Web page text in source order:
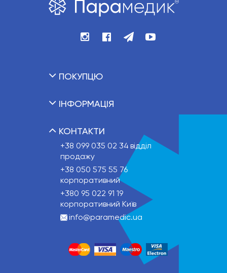
ПОКУПЦЮ
ІНФОРМАЦІЯ
КОНТАКТИ
+38 099 035 02 34 відділ
продажу
+38 050 575 55 76
корпоративний
+380 95 022 91 19
корпоративний Київ
info@paramedic.ua